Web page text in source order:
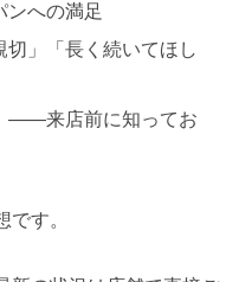
への満足
切」「長く続いてほし
——来店前に知ってお
す。